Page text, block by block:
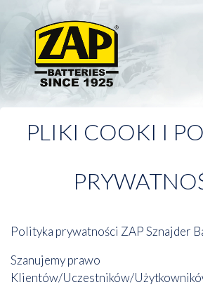
PLIKI COOKI I
Polityka prywatności ZAP Sznajder
Szanujemy prawo
Klientów/Uczestników/